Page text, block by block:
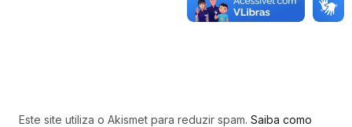
Este site utiliza o Akismet para reduzir spam. Saiba como